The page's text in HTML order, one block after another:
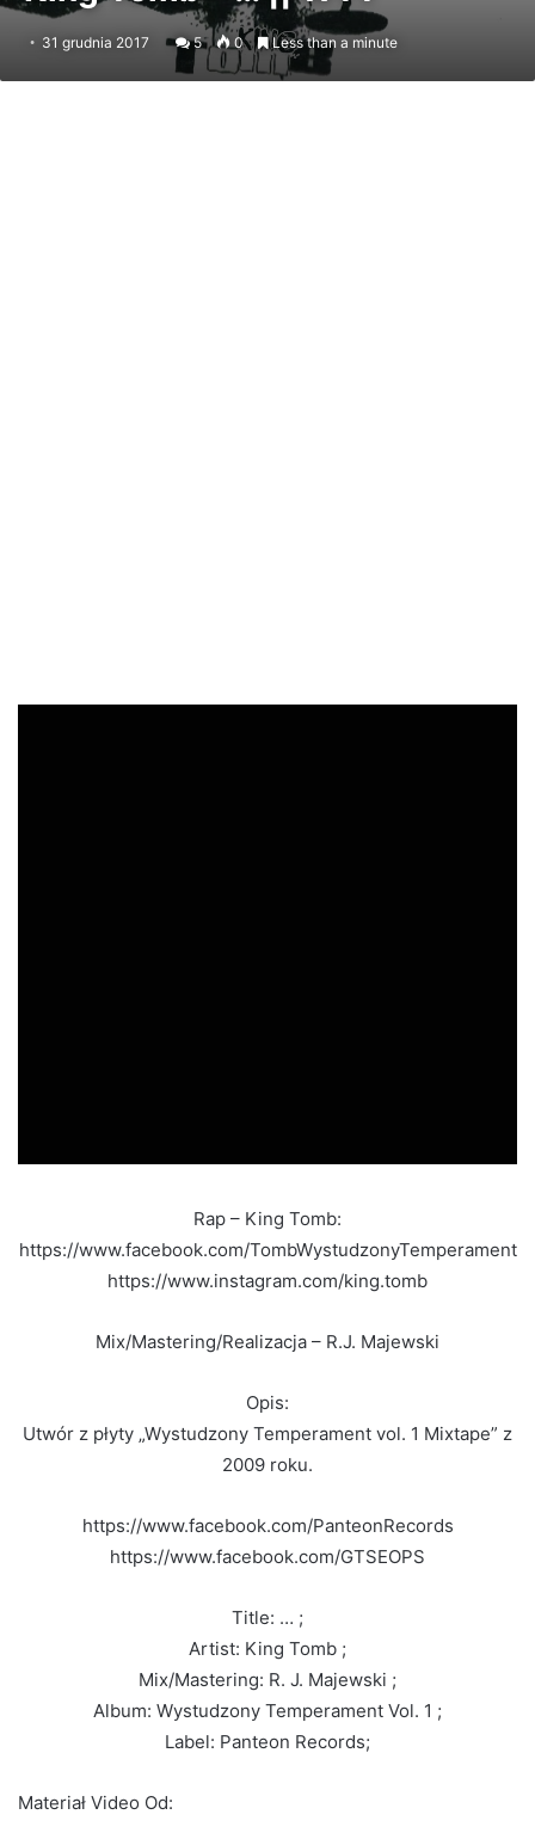
31 grudnia 2017 5 0 Less than a minute
Rap – King Tomb:
https://www.facebook.com/TombWystudzonyTemperament
https://www.instagram.com/king.tomb
Mix/Mastering/Realizacja – R.J. Majewski
Opis:
Utwór z płyty „Wystudzony Temperament vol. 1 Mixtape” z
2009 roku.
https://www.facebook.com/PanteonRecords
https://www.facebook.com/GTSEOPS
Title: … ;
Artist: King Tomb ;
Mix/Mastering: R. J. Majewski ;
Album: Wystudzony Temperament Vol. 1 ;
Label: Panteon Records;
Materiał Video Od: